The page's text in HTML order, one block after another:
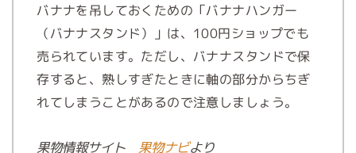
バナナを吊しておくための「バナナハンガー
（バナナスタンド）」は、100円ショップでも
売られています。ただし、バナナスタンドで保
存すると、熟しすぎたときに軸の部分からちぎ
れてしまうことがあるので注意しましょう。
果物情報サイト 果物ナビより